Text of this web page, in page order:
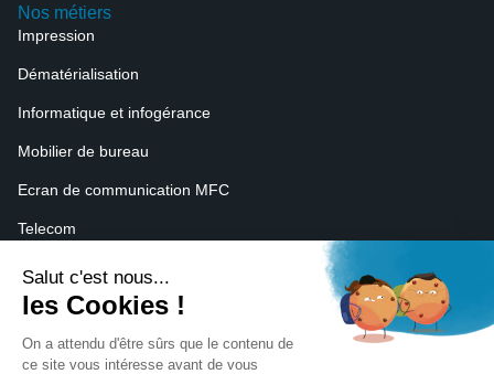
Nos métiers
Impression
Dématérialisation
Informatique et infogérance
Mobilier de bureau
Ecran de communication MFC
Telecom
4 Rue Paul Henri Spaak
Parc du Grand Troyes
03 25 83 26 30